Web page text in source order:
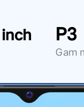
inch P3
Gam